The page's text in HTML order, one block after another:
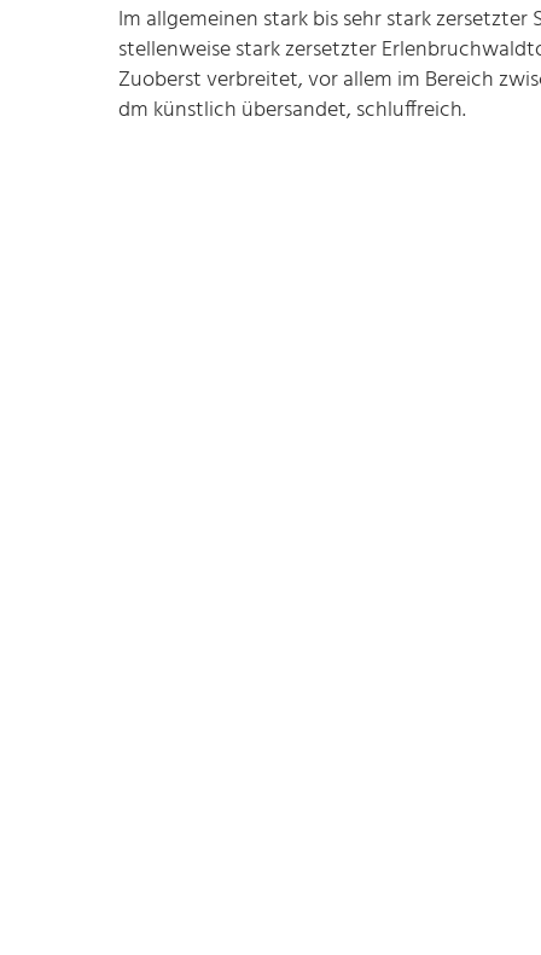
Im allgemeinen stark bis sehr stark
stellenweise stark zersetzter
Zuoberst verbreitet, vor allem im Bereich
dm künstlich übersandet, schluffreich.